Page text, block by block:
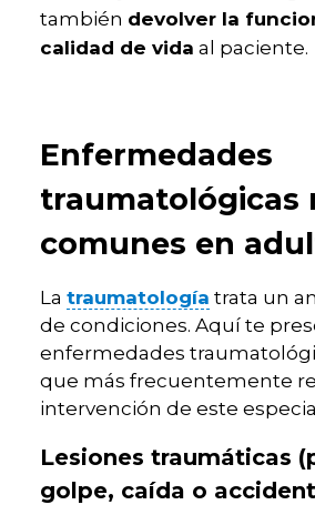
también devolver la
calidad de vida al paciente.
Enfermedades
traumatológicas
comunes en
La traumatología trata un
de condiciones. Aquí te
enfermedades
que más frecuentemente
intervención de este
Lesiones traumáticas
golpe, caída o